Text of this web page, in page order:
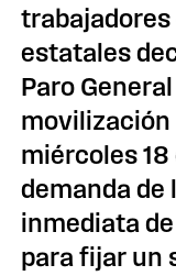
estatales
Paro
movilización
miércoles
demanda de
inmediata
para fijar un